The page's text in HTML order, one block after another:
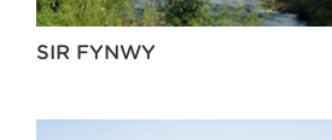
SIR FYNWY